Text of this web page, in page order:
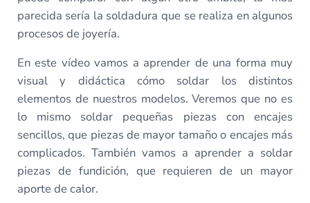
parecida sería la soldadura que se realiza en algunos
procesos de joyería.
En este vídeo vamos a aprender de una forma muy
visual y didáctica cómo soldar los distintos
elementos de nuestros modelos. Veremos que no es
lo mismo soldar pequeñas piezas con encajes
sencillos, que piezas de mayor tamaño o encajes más
complicados. También vamos a aprender a soldar
piezas de fundición, que requieren de un mayor
aporte de calor.